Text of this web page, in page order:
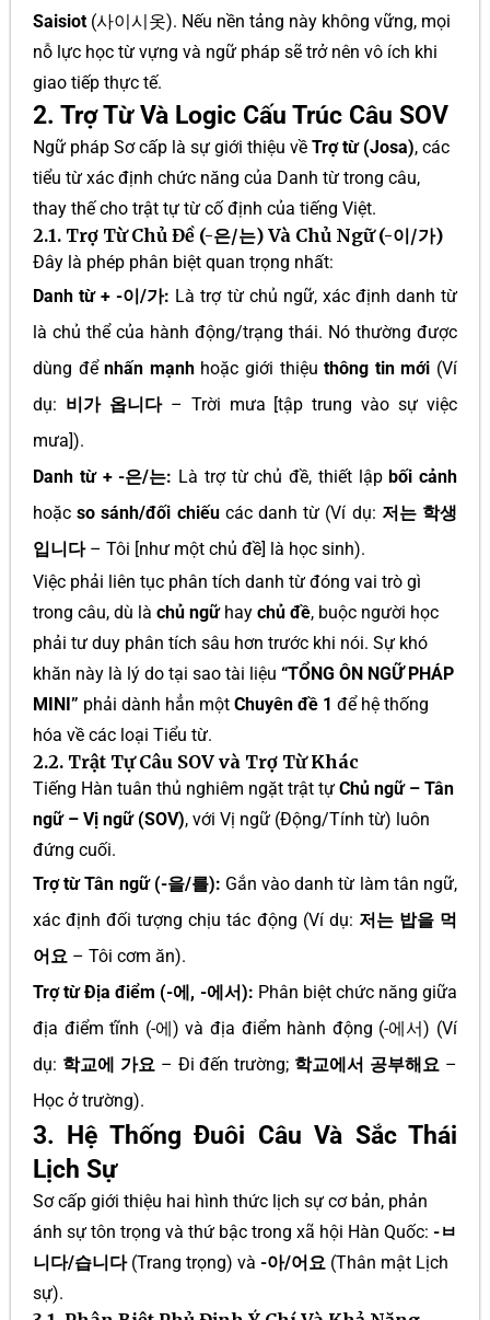
Saisiot (사이시옷). Nếu nền tảng này không vững, mọi
nỗ lực học từ vựng và ngữ pháp sẽ trở nên vô ích khi
giao tiếp thực tế.
2. Trợ Từ Và Logic Cấu Trúc Câu SOV
Ngữ pháp Sơ cấp là sự giới thiệu về Trợ từ (Josa), các
tiểu từ xác định chức năng của Danh từ trong câu,
thay thế cho trật tự từ cố định của tiếng Việt.
2.1. Trợ Từ Chủ Đề (-은/는) Và Chủ Ngữ (-이/가)
Đây là phép phân biệt quan trọng nhất:
Danh từ + -이/가: Là trợ từ chủ ngữ, xác định danh từ
là chủ thể của hành động/trạng thái. Nó thường được
dùng đểnhấn mạnhhoặc giới thiệuthông tin mới (Ví
dụ: 비가 옵니다– Trời mưa [tập trung vào sự việc
mưa]).
Danh từ + -은/는: Là trợ từ chủ đề, thiết lậpbối cảnh
hoặcso sánh/đối chiếucác danh từ (Ví dụ: 저는 학생
입니다– Tôi [như một chủ đề] là học sinh).
Việc phải liên tục phân tích danh từ đóng vai trò gì
trong câu, dù là chủ ngữhay chủ đề, buộc người học
phải tư duy phân tích sâu hơn trước khi nói. Sự khó
khăn này là lý do tại sao tài liệu “TỔNG ÔN NGỮ PHÁP
MINI” phải dành hẳn một Chuyên đề 1 để hệ thống
hóa về các loại Tiểu từ.
2.2. Trật Tự Câu SOV và Trợ Từ Khác
Tiếng Hàn tuân thủ nghiêm ngặt trật tự Chủ ngữ – Tân
ngữ – Vị ngữ (SOV), với Vị ngữ (Động/Tính từ) luôn
đứng cuối.
Trợ từ Tân ngữ (-을/를): Gắn vào danh từ làm tân ngữ,
xác định đối tượng chịu tác động (Ví dụ: 저는 밥을 먹
어요 – Tôi cơm ăn).
Trợ từ Địa điểm (-에, -에서): Phân biệt chức năng giữa
địa điểm tĩnh (-에) và địa điểm hành động (-에서) (Ví
dụ: 학교에 가요 – Đi đến trường; 학교에서 공부해요 –
Học ở trường).
3. Hệ Thống Đuôi Câu Và Sắc Thái
Lịch Sự
Sơ cấp giới thiệu hai hình thức lịch sự cơ bản, phản
ánh sự tôn trọng và thứ bậc trong xã hội Hàn Quốc: -ㅂ
니다/습니다(Trang trọng) và -아/어요 (Thân mật Lịch
sự).